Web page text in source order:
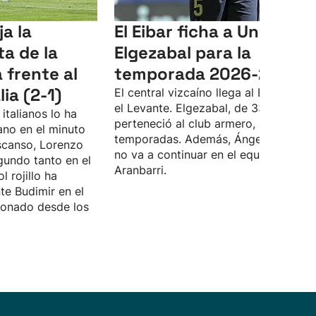
la
de la
frente al
(2-1)
lo ha
en el minuto
Lorenzo
tanto en el
rojillo ha
Budimir en el
desde los
El Eibar ficha a Unai
Elgezabal para la
temporada 2026-2027
El central vizcaíno llega al Eibar
el Levante. Elgezabal, de 33 años, ya
perteneció al club armero, hace diez
temporadas. Además, Ángel Troncho
no va a continuar en el equipo de
Aranbarri.